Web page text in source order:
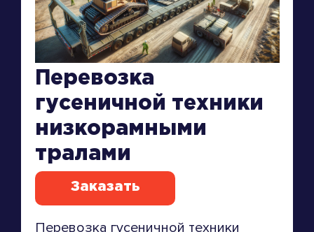
Перевозка
гусеничной техники
низкорамными
тралами
Заказать
Перевозка гусеничной техники